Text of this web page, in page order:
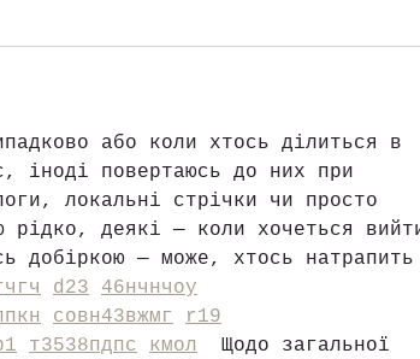
або коли хтось ділиться в
іноді повертаюсь до них при
локальні стрічки чи просто
рідко, деякі — коли хочеться
добіркою — може, хтось
чгч d23 46нчнчоу
кн совн43вжмг
r19
т3538пдпс кмол
  Щодо загальної